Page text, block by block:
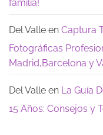
familia!
Del Valle en Captura
Fotográficas
Madrid,Barcelona y
Del Valle en La Guía
15 Años: Consejos y